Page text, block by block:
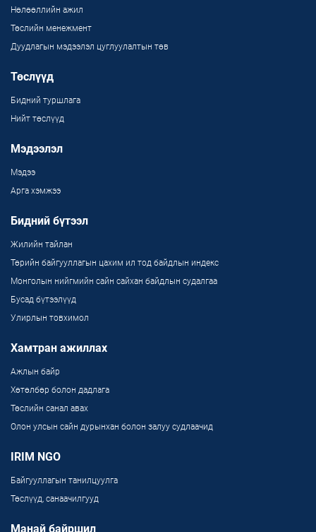
Нөлөөллийн ажил
Төслийн менежмент
Дуудлагын мэдээлэл цуглуулалтын төв
Төслүүд
Бидний туршлага
Нийт төслүүд
Мэдээлэл
Мэдээ
Арга хэмжээ
Бидний бүтээл
Жилийн тайлан
Төрийн байгууллагын цахим ил тод байдлын индекс
Монголын нийгмийн сайн сайхан байдлын судалгаа
Бусад бүтээлүүд
Улирлын товхимол
Хамтран ажиллах
Ажлын байр
Хөтөлбөр болон дадлага
Төслийн санал авах
Олон улсын сайн дурынхан болон залуу судлаачид
IRIM NGO
Байгууллагын танилцуулга
Төслүүд, санаачилгууд
Манай байршил